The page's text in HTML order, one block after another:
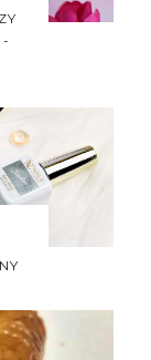
-